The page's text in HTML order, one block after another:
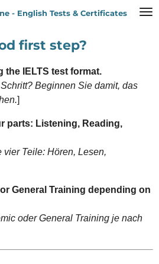
- English Tests & Certificates
first step?
the IELTS test format.
Beginnen Sie damit, das
]
parts: Listening, Reading,
vier Teile: Hören, Lesen,
General Training depending on
oder General Training je nach